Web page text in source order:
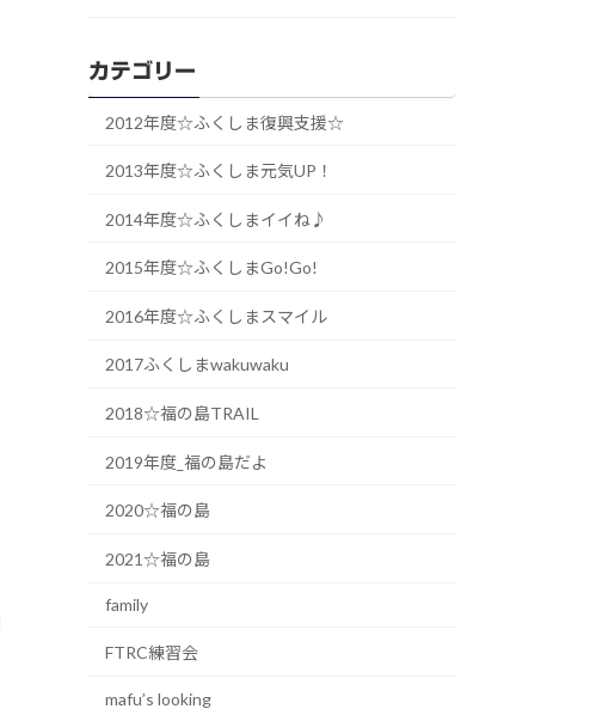
カテゴリー
2012年度☆ふくしま復興支援☆
2013年度☆ふくしま元気UP！
2014年度☆ふくしまイイね♪
2015年度☆ふくしまGo!Go!
2016年度☆ふくしまスマイル
2017ふくしまwakuwaku
2018☆福の島TRAIL
2019年度_福の島だよ
2020☆福の島
2021☆福の島
family
FTRC練習会
mafu’s looking